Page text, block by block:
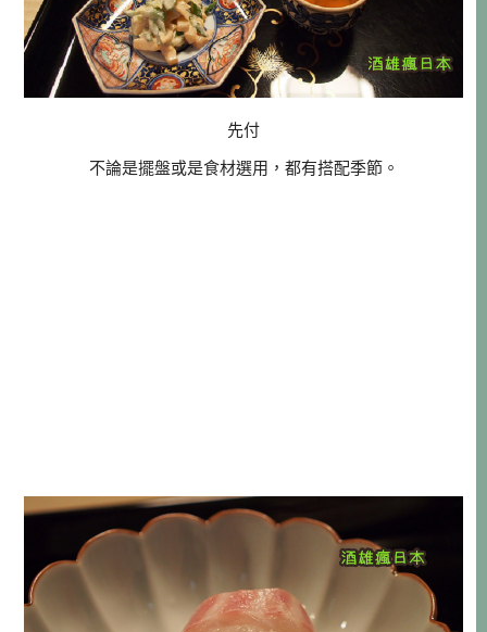
先付
不論是擺盤或是食材選用，都有搭配季節。